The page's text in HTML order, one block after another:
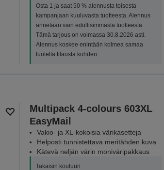
Osta 1 ja saat 50 % alennusta toisesta
kampanjaan kuuluvasta tuotteesta. Alennus
annetaan vain edullisimmasta tuotteesta.
Tämä tarjous on voimassa 30.8.2026 asti.
Alennus koskee enintään kolmea samaa
tuotetta tilausta kohden.
Multipack 4-colours 603XL
EasyMail
Vakio- ja XL-kokoisia värikasetteja
Helposti tunnistettava meritähden kuva
Kätevä neljän värin moniväripakkaus
Takaisin kouluun